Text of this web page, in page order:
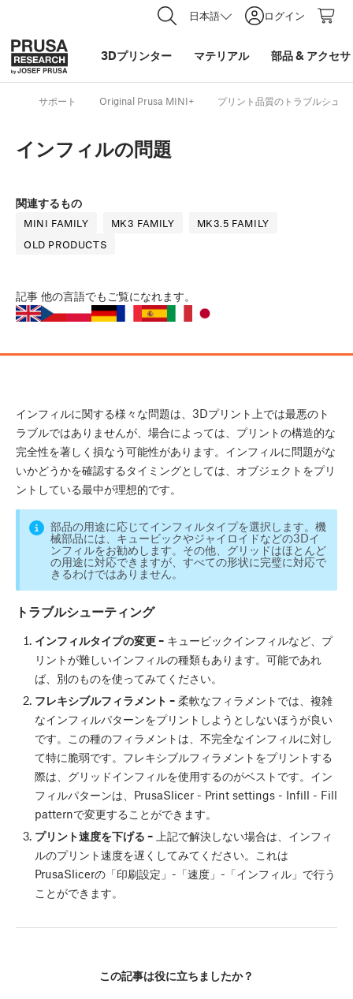
日本語 ログイン
3Dプリンター マテリアル 部品& アクセ
サポート Original Prusa MINI+ プリント品質のトラブルシュー
インフィルの問題
関連するもの
MINI FAMILY MK3 FAMILY
MK3.5 FAMILY
OLD PRODUCTS
記事 他の言語でもご覧になれます。
インフィルに関する様々な問題は、3Dプリント上では最悪のト
ラブルではありませんが、場合によっては、プリントの構造的な
完全性を著しく損なう可能性があります。インフィルに問題がな
いかどうかを確認するタイミングとしては、オブジェクトをプリ
ントしている最中が理想的です。
部品の用途に応じてインフィルタイプを選択します。機
械部品には、キュービックやジャイロイドなどの3Dイ
ンフィルをお勧めします。その他、グリッドはほとんど
の用途に対応できますが、すべての形状に完璧に対応で
きるわけではありません。
トラブルシューティング
インフィルタイプの変更 –キュービックインフィルなど、プ
リントが難しいインフィルの種類もあります。可能であれ
ば、別のものを使ってみてください。
フレキシブルフィラメント –柔軟なフィラメントでは、複雑
なインフィルパターンをプリントしようとしないほうが良い
です。この種のフィラメントは、不完全なインフィルに対し
て特に脆弱です。フレキシブルフィラメントをプリントする
際は、グリッドインフィルを使用するのがベストです。イン
フィルパターンは、PrusaSlicer - Print settings - Infill - Fill
patternで変更することができます。
プリント速度を下げる –上記で解決しない場合は、インフィ
ルのプリント速度を遅くしてみてください。これは
PrusaSlicerの「印刷設定」-「速度」-「インフィル」で行う
ことができます。
この記事は役に立ちましたか？